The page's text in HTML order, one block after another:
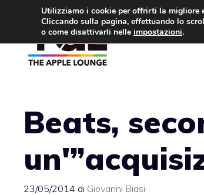
contenuto
Beats,
23/05/2014 di Giovanni Biasi
Utilizziamo i cookie per offrirti la migliore
Cliccando sulla pagina, effettuando lo
o come disattivarli nelle impostazioni.